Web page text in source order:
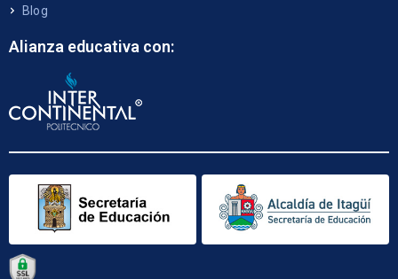
Blog
Alianza educativa con: